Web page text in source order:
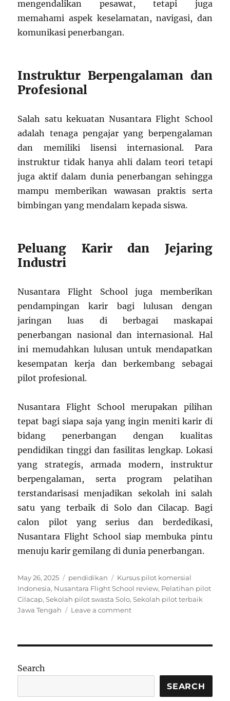
mengendalikan pesawat, tetapi juga
memahami aspek keselamatan, navigasi, dan
komunikasi penerbangan.
Instruktur Berpengalaman dan
Profesional
Salah satu kekuatan Nusantara Flight School
adalah tenaga pengajar yang berpengalaman
dan memiliki lisensi internasional. Para
instruktur tidak hanya ahli dalam teori tetapi
juga aktif dalam dunia penerbangan sehingga
mampu memberikan wawasan praktis serta
bimbingan yang mendalam kepada siswa.
Peluang Karir dan Jejaring
Industri
Nusantara Flight School juga memberikan
pendampingan karir bagi lulusan dengan
jaringan luas di berbagai maskapai
penerbangan nasional dan internasional. Hal
ini memudahkan lulusan untuk mendapatkan
kesempatan kerja dan berkembang sebagai
pilot profesional.
Nusantara Flight School merupakan pilihan
tepat bagi siapa saja yang ingin meniti karir di
bidang penerbangan dengan kualitas
pendidikan tinggi dan fasilitas lengkap. Lokasi
yang strategis, armada modern, instruktur
berpengalaman, serta program pelatihan
terstandarisasi menjadikan sekolah ini salah
satu yang terbaik di Solo dan Cilacap. Bagi
calon pilot yang serius dan berdedikasi,
Nusantara Flight School siap membuka pintu
menuju karir gemilang di dunia penerbangan.
Posted
on
May 26, 2025 Categories
pendidikan Tags
Kursus pilot komersial
Indonesia, Nusantara Flight School review, Pelatihan pilot
Cilacap,Sekolah pilot swasta Solo,Sekolah pilot terbaik
Jawa Tengah
Leave a commenton
Sekolah
di
Search
SEARCH